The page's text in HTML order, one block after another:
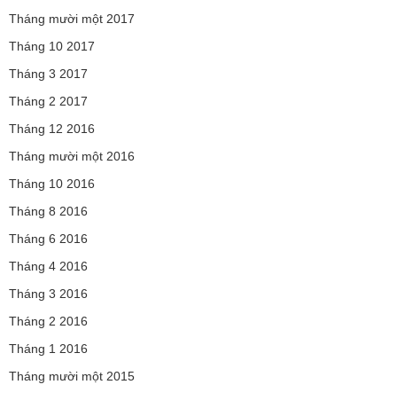
Tháng mười một 2017
Tháng 10 2017
Tháng 3 2017
Tháng 2 2017
Tháng 12 2016
Tháng mười một 2016
Tháng 10 2016
Tháng 8 2016
Tháng 6 2016
Tháng 4 2016
Tháng 3 2016
Tháng 2 2016
Tháng 1 2016
Tháng mười một 2015